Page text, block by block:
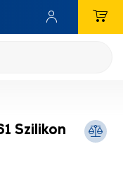
Szilikon